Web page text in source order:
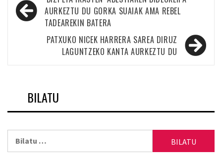
zehar
nabigatu
AURKEZTU DU GORKA SUAIAK AMA REBEL
TADEAREKIN BATERA
PATXUKO NICEK HARRERA SAREA DIRUZ
LAGUNTZEKO KANTA AURKEZTU DU
BILATU